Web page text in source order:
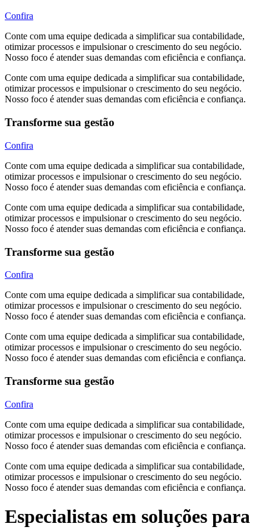
Confira
Conte com uma equipe dedicada a simplificar sua contabilidade,
otimizar processos e impulsionar o crescimento do seu negócio.
Nosso foco é atender suas demandas com eficiência e confiança.
Conte com uma equipe dedicada a simplificar sua contabilidade,
otimizar processos e impulsionar o crescimento do seu negócio.
Nosso foco é atender suas demandas com eficiência e confiança.
Transforme sua gestão
Confira
Conte com uma equipe dedicada a simplificar sua contabilidade,
otimizar processos e impulsionar o crescimento do seu negócio.
Nosso foco é atender suas demandas com eficiência e confiança.
Conte com uma equipe dedicada a simplificar sua contabilidade,
otimizar processos e impulsionar o crescimento do seu negócio.
Nosso foco é atender suas demandas com eficiência e confiança.
Transforme sua gestão
Confira
Conte com uma equipe dedicada a simplificar sua contabilidade,
otimizar processos e impulsionar o crescimento do seu negócio.
Nosso foco é atender suas demandas com eficiência e confiança.
Conte com uma equipe dedicada a simplificar sua contabilidade,
otimizar processos e impulsionar o crescimento do seu negócio.
Nosso foco é atender suas demandas com eficiência e confiança.
Transforme sua gestão
Confira
Conte com uma equipe dedicada a simplificar sua contabilidade,
otimizar processos e impulsionar o crescimento do seu negócio.
Nosso foco é atender suas demandas com eficiência e confiança.
Conte com uma equipe dedicada a simplificar sua contabilidade,
otimizar processos e impulsionar o crescimento do seu negócio.
Nosso foco é atender suas demandas com eficiência e confiança.
Especialistas em soluções para